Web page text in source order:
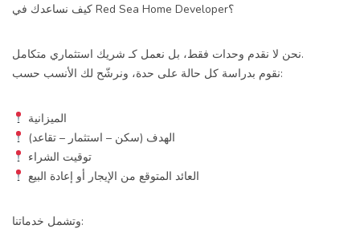
كيف نساعدك في Red Sea Home Developer؟
نحن لا نقدم وحدات فقط، بل نعمل كـ شريك استثماري متكامل.
نقوم بدراسة كل حالة على حدة، ونرشّح لك الأنسب حسب:
الميزانية
الهدف (سكن – استثمار – تقاعد)
توقيت الشراء
العائد المتوقع من الإيجار أو إعادة البيع
وتشمل خدماتنا: